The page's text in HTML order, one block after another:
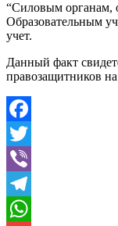
“Силовым органам,
Образовательным
учет.
Данный факт
правозащитников
Facebook
Twitter
Viber
Telegram